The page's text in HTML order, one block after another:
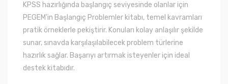
KPSS hazırlığında başlangıç seviyesinde olanlar için
PEGEM'in Başlangıç Problemler kitabı, temel kavramları
pratik örneklerle pekiştirir. Konuları kolay anlaşılır şekilde
sunar, sınavda karşılaşılabilecek problem türlerine
hazırlık sağlar. Başarıyı artırmak isteyenler için ideal
destek kitabıdır.